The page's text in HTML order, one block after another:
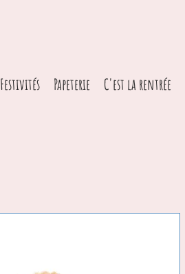
Festivités Papeterie C'est la rentrée